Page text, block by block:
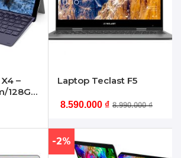
–
128G
Laptop Teclast F5
8.990.000₫
8.590.000 ₫
-2%